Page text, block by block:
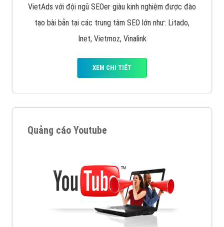
VietAds với đội ngũ SEOer giàu kinh nghiệm được đào
tạo bài bản tại các trung tâm SEO lớn như: Litado,
Inet, Vietmoz, Vinalink
XEM CHI TIẾT
Quảng cáo Youtube